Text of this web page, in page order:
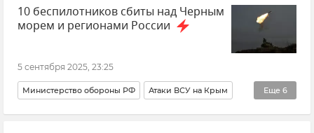
10 беспилотников сбиты над Черным
морем и регионами России
5 сентября 2025, 23:25
Еще 6
Министерство обороны РФ Атаки ВСУ на Крым
Безопасность Республики Крым и Севастополя